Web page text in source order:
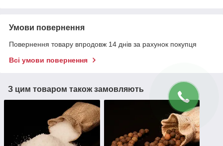
Умови повернення
Повернення товару впродовж 14 днів за рахунок покупця
Всі умови повернення
З цим товаром також замовляють